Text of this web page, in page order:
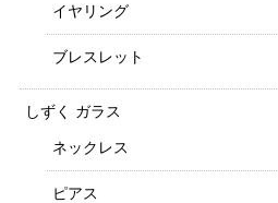
イヤリング
ブレスレット
しずく ガラス
ネックレス
ピアス